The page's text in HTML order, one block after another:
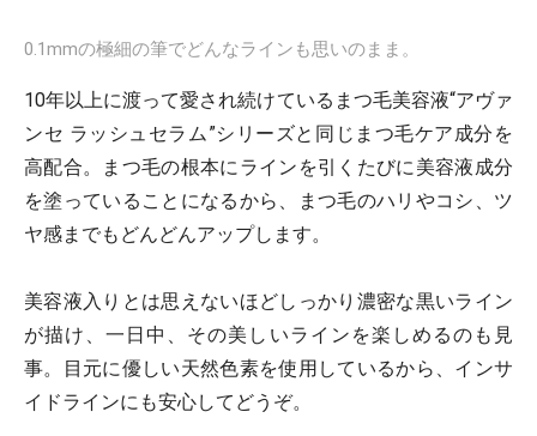
0.1mmの極細の筆でどんなラインも思いのまま。
10年以上に渡って愛され続けているまつ毛美容液“アヴァ
ンセ ラッシュセラム”シリーズと同じまつ毛ケア成分を
高配合。まつ毛の根本にラインを引くたびに美容液成分
を塗っていることになるから、まつ毛のハリやコシ、ツ
ヤ感までもどんどんアップします。
美容液入りとは思えないほどしっかり濃密な黒いライン
が描け、一日中、その美しいラインを楽しめるのも見
事。目元に優しい天然色素を使用しているから、インサ
イドラインにも安心してどうぞ。